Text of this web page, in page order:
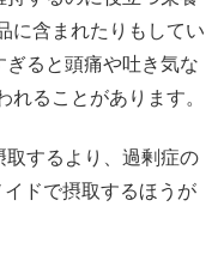
に含まれたりもしてい
ぎると頭痛や吐き気な
れることがあります。
するより、過剰症の
ドで摂取するほうが